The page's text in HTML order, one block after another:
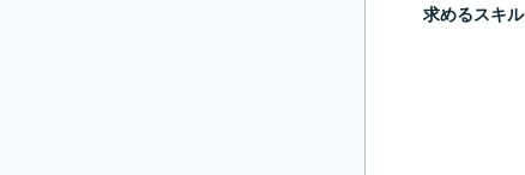
求めるスキル